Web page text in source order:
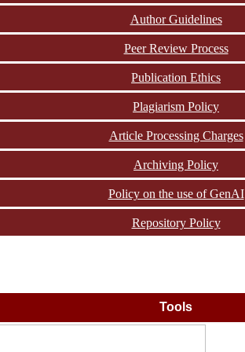
Author Guidelines
Peer Review Process
Publication Ethics
Plagiarism Policy
Article Processing Charges
Archiving Policy
Policy on the use of GenAI
Repository Policy
Tools